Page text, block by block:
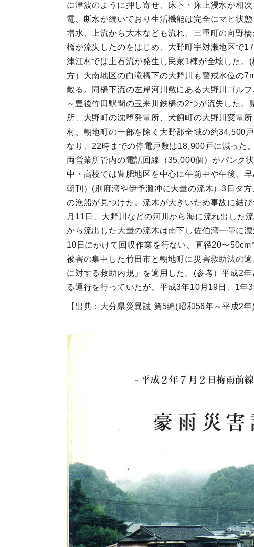
に津波のように押し寄せ、床下・床上浸水が相
電、断水が続いており生活機能は完全にマヒ状
増水、上流から大木なども流れ、三重町の向野
橋が流失したのをはじめ、大野町宇対瀬地区で
津江村では土石流が発生し民家1棟が全壊した
方）大南地区の白滝橋下の大野川も警戒水位の
散る。同橋下流の左岸河川敷にある大野川ゴル
～豊後竹田駅間の玉来川鉄橋の2つが流失した
所、大野町の沈堕発電所、犬飼町の大野川変電
村、朝地町の一部を除く大野郡全域の約34,500
なり、22時までの停電戸数は18,900戸に減った
両営業所管内の電話回線（35,000個）がパンク
中・高校では豊肥地区を中心に午前中や午後、
朝刊）(別府湾や伊予灘冲に大量の流木）3日タ
の漁船が見つけた。流木が大きいため事故に結
月11日、大野川などの河川から海に流れ出した
から流出した大量の流木は南下し佐伯湾一帯に
10日にかけて回収作業を行ない、直径20〜
被害の集中した竹田市と朝地町に災害救助法の
に対する救助内規」を適用した。(参考）平成2
る運行を行っていたが、平成3年10月19日、1年
【出典：大分県災異誌 第5編(昭和56年～平成2年